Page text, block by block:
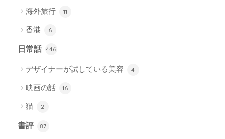
海外旅行 11
香港 6
日常話 446
デザイナーが試している美容 4
映画の話 16
猫 2
書評 87